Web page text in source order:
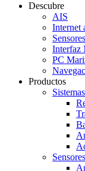
Descubre
AIS
Internet
Interfaz
PC
Productos